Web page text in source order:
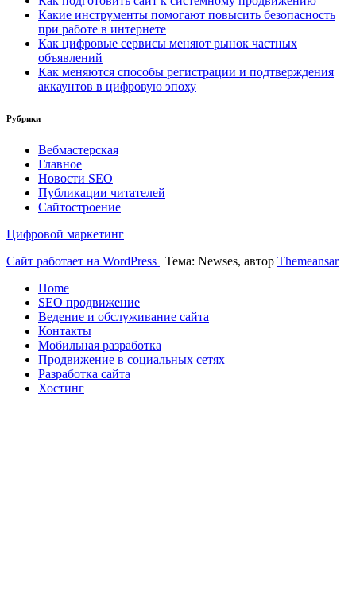
Какие инструменты помогают повысить безопасность
при работе в интернете
Как цифровые сервисы меняют рынок частных
объявлений
Как меняются способы регистрации и подтверждения
аккаунтов в цифровую эпоху
Рубрики
Вебмастерская
Главное
Новости SEO
Публикации читателей
Сайтостроение
Цифровой маркетинг
Сайт работает на WordPress | Тема: Newses, автор Themeansar
Home
SEO продвижение
Ведение и обслуживание сайта
Контакты
Мобильная разработка
Продвижение в социальных сетях
Разработка сайта
Хостинг